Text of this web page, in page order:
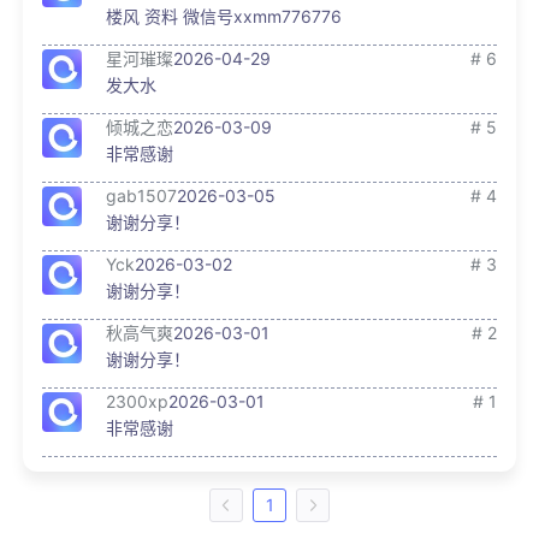
楼风 资料 微信号xxmm776776
星河璀璨2026-04-29
# 6
发大水
倾城之恋2026-03-09
# 5
非常感谢
gab15072026-03-05
# 4
谢谢分享！
Yck2026-03-02
# 3
谢谢分享！
秋高气爽2026-03-01
# 2
谢谢分享！
2300xp2026-03-01
# 1
非常感谢
1